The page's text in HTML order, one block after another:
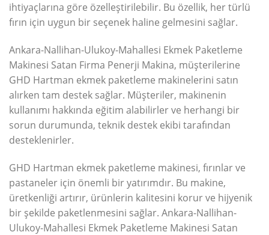
ihtiyaçlarına göre özelleştirilebilir. Bu özellik, her türlü
fırın için uygun bir seçenek haline gelmesini sağlar.
Ankara-Nallihan-Ulukoy-Mahallesi Ekmek Paketleme
Makinesi Satan Firma Penerji Makina, müşterilerine
GHD Hartman ekmek paketleme makinelerini satın
alırken tam destek sağlar. Müşteriler, makinenin
kullanımı hakkında eğitim alabilirler ve herhangi bir
sorun durumunda, teknik destek ekibi tarafından
desteklenirler.
GHD Hartman ekmek paketleme makinesi, fırınlar ve
pastaneler için önemli bir yatırımdır. Bu makine,
üretkenliği artırır, ürünlerin kalitesini korur ve hijyenik
bir şekilde paketlenmesini sağlar. Ankara-Nallihan-
Ulukoy-Mahallesi Ekmek Paketleme Makinesi Satan